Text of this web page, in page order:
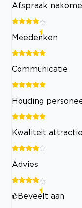
Afspraak
Meedenken
Communicatie
Houding
Kwaliteit
Advies
Beveelt aan